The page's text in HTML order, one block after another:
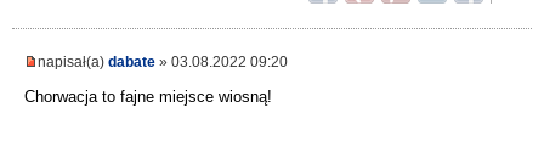
napisał(a) dabate » 03.08.2022 09:20
Chorwacja to fajne miejsce wiosną!